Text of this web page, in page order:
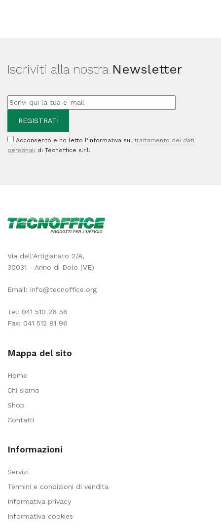
t96
Iscriviti alla nostra Newsletter
Acconsento e ho letto l'informativa sul trattamento dei dati
personali di Tecnoffice s.r.l.
Via dell'Artigianato 2/A,
30031 - Arino di Dolo (VE)
Email: info@tecnoffice.org
Tel: 041 510 26 56
Fax: 041 512 81 96
Mappa del sito
Home
Chi siamo
Shop
Contatti
Informazioni
Servizi
Termini e condizioni di vendita
Informativa privacy
Informativa cookies